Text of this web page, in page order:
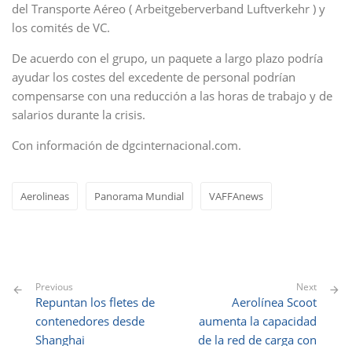
del Transporte Aéreo ( Arbeitgeberverband Luftverkehr ) y
los comités de VC.
De acuerdo con el grupo, un paquete a largo plazo podría
ayudar los costes del excedente de personal podrían
compensarse con una reducción a las horas de trabajo y de
salarios durante la crisis.
Con información de dgcinternacional.com.
Aerolineas Panorama Mundial VAFFAnews
Previous
Repuntan los fletes de
contenedores desde
Shanghai
Next
Aerolínea Scoot
aumenta la capacidad
de la red de carga con